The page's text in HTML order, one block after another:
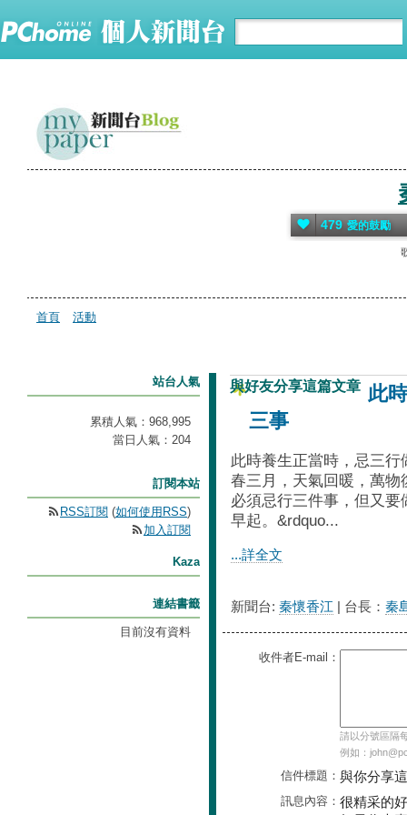
479 愛的鼓勵
首頁 活動
與好友分享這篇文章 此
三事
此時養生正當時，忌
春三月，天氣回暖，萬
必須忌行三件事，但又要
早起。&rdquo...
...詳全文
新聞台: 秦懷香江 | 台長： 秦
收件者E-mail：
請以分號區隔
例如：
信件標題： 與你分享
訊息內容： 很精采的
站台人氣
累積人氣： 968,995
當日人氣： 204
訂閱本站
RSS訂閱 (如何使用RSS)
加入訂閱
Kaza
連結書籤
目前沒有資料